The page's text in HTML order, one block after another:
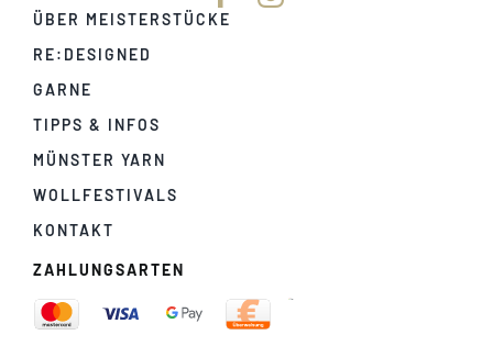
ÜBER MEISTERSTÜCKE
RE:DESIGNED
GARNE
TIPPS & INFOS
MÜNSTER YARN
WOLLFESTIVALS
KONTAKT
ZAHLUNGSARTEN